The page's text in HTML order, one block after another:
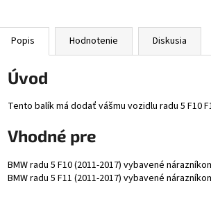
Popis Hodnotenie Diskusia
Úvod
Tento balík má dodať vášmu vozidlu radu 5 F10
Vhodné pre
BMW radu 5 F10 (2011-2017) vybavené
BMW radu 5 F11 (2011-2017) vybavené